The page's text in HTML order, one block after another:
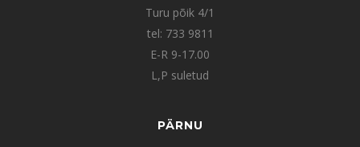
Turu põik 4/1
tel: 733 9811
E-R 9-17.00
L,P suletud
PÄRNU